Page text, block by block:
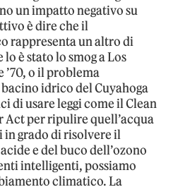
un impatto negativo su
è dire che il
rappresenta un altro di
è stato lo smog a Los
’70, o il problema
idrico del Cuyahoga
di usare leggi come il Clean
Act per ripulire quell’acqua
in grado di risolvere il
e del buco dell’ozono
intelligenti, possiamo
climatico. La